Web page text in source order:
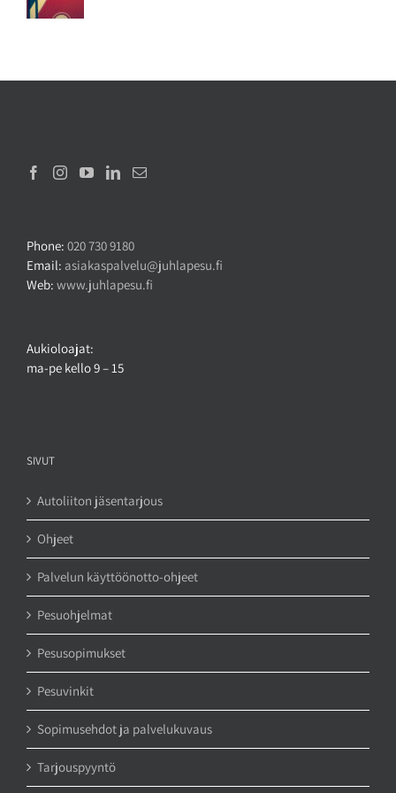
Phone: 020 730 9180
Email: asiakaspalvelu@juhlapesu.fi
Web: www.juhlapesu.fi
Aukioloajat:
ma-pe kello 9 – 15
SIVUT
Autoliiton jäsentarjous
Ohjeet
Palvelun käyttöönotto-ohjeet
Pesuohjelmat
Pesusopimukset
Pesuvinkit
Sopimusehdot ja palvelukuvaus
Tarjouspyyntö